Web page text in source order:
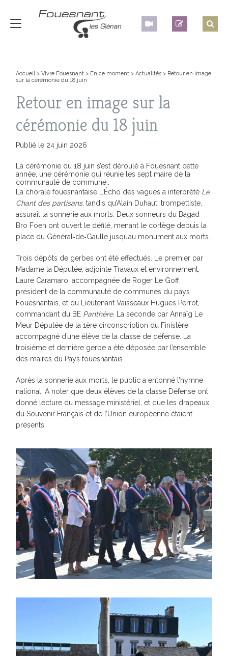
Accueil>Vivre Fouesnant > En ce moment >Actualités > Retour en image
sur la cérémonie du 18 juin
Retour en image sur la
cérémonie du 18 juin
Publié le 24 juin 2026
La cérémonie du 18 juin s’est déroulé à Fouesnant cette
année, une cérémonie qui réunie les sept maire de la
communauté de commune,.
La chorale fouesnantaise L’Écho des vagues a interprété Le
Chant des partisans, tandis qu’Alain Duhaut, trompettiste,
assurait la sonnerie aux morts. Deux sonneurs du Bagad
Bro Foen ont ouvert le défilé, menant le cortège depuis la
place du Général‑de‑Gaulle jusqu’au monument aux morts.
Trois dépôts de gerbes ont été effectués. Le premier par
Madame la Députée, adjointe Travaux et environnement,
Laure Caramaro, accompagnée de Roger Le Goff,
président de la communauté de communes du pays
Fouesnantais, et du Lieutenant Vaisseaux Hugues Perrot,
commandant du BE Panthère. La seconde parAnnaïg Le
Meur Députée de la 1ère circonscription du Finistère
accompagné d’une élève de la classe de défense. La
troisième et dernière gerbe a été déposée par l’ensemble
des maires du Pays fouesnantais.
Après la sonnerie aux morts, le public a entonné l’hymne
national. À noter que deux élèves de la classe Défense ont
donné lecture du message ministériel, et que les drapeaux
du Souvenir Français et de l’Union européenne étaient
présents.